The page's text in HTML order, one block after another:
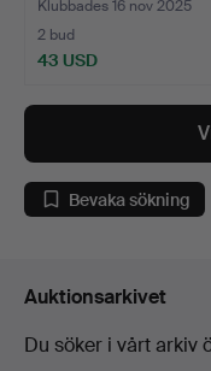
Klubbades 16 nov 2025
2 bud
43 USD
Bevaka sökning
Auktionsarkivet
Du söker i vårt arkiv